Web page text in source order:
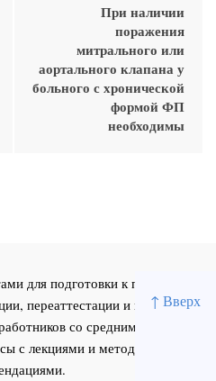
↑ Вверх
При наличии
поражения
митрального или
аортального клапана у
больного с хронической
формой ФП
необходимы
для подготовки к первичной
переаттестации и повышения
со средним и высшим
с лекциями и методическими